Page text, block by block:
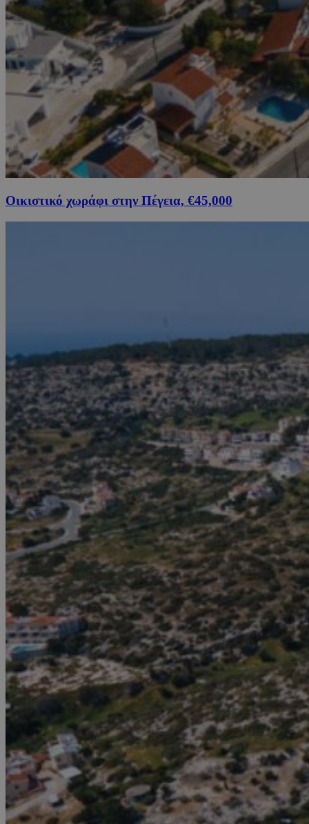
Οικιστικό χωράφι στην Πέγεια, €45,000